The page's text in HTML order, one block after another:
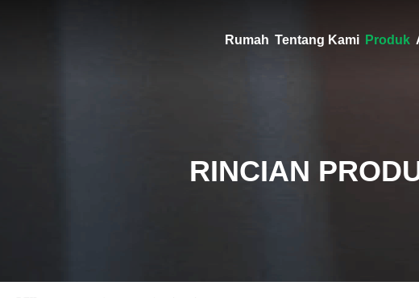
Rumah Tentang Kami Produk
RINCIAN